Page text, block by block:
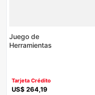
Juego de
Herramientas
Tarjeta Crédito
US$ 264,19